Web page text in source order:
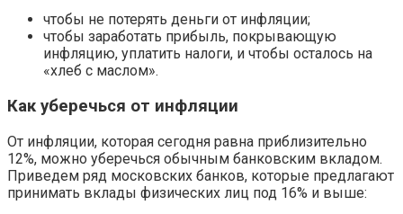
чтобы не потерять деньги от инфляции;
чтобы заработать прибыль, покрывающую
инфляцию, уплатить налоги, и чтобы осталось на
«хлеб с маслом».
Как уберечься от инфляции
От инфляции, которая сегодня равна приблизительно
12%, можно уберечься обычным банковским вкладом.
Приведем ряд московских банков, которые предлагают
принимать вклады физических лиц под 16% и выше: